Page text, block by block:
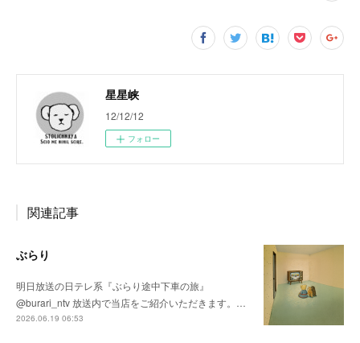
星星峡
12/12/12
フォロー
関連記事
ぶらり
明日放送の日テレ系『ぶらり途中下車の旅』
@burari_ntv 放送内で当店をご紹介いただきます。…
2026.06.19 06:53